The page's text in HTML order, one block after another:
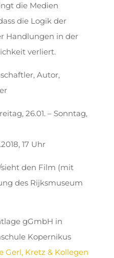
die Medien
die Logik der
Handlungen in der
verliert.
Autor,
26.01. – Sonntag,
17 Uhr
den Film (mit
des Rijksmuseum
gGmbH in
Kopernikus
Gerl, Kretz & Kollegen